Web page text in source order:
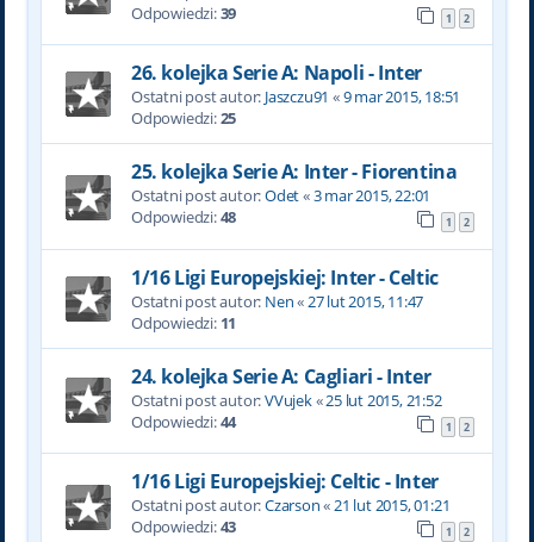
Odpowiedzi:39 1 2
26. kolejka Serie A: Napoli - Inter
Ostatni post autor: Jaszczu91 «9 mar 2015, 18:51
Odpowiedzi:25
25. kolejka Serie A: Inter - Fiorentina
Ostatni post autor:Odet«3 mar 2015, 22:01
Odpowiedzi:48 1 2
1/16 Ligi Europejskiej: Inter - Celtic
Ostatni post autor: Nen«27 lut 2015, 11:47
Odpowiedzi: 11
24. kolejka Serie A: Cagliari - Inter
Ostatni post autor:VVujek«25 lut 2015, 21:52
Odpowiedzi:44 1 2
1/16 Ligi Europejskiej: Celtic - Inter
Ostatni post autor:Czarson«21 lut 2015, 01:21
Odpowiedzi:43 1 2